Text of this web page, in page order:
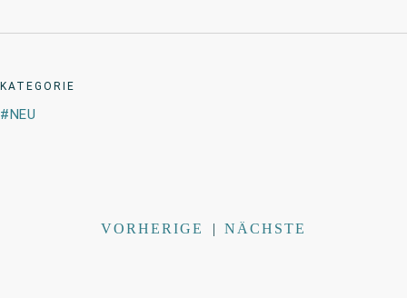
KATEGORIE
NEU
VORHERIGE | NÄCHSTE